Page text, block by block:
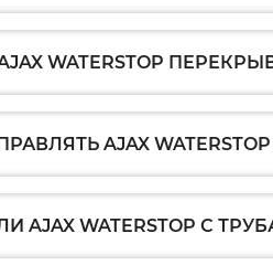
WATERSTOP
AJAX
AJAX WATERSTOP С